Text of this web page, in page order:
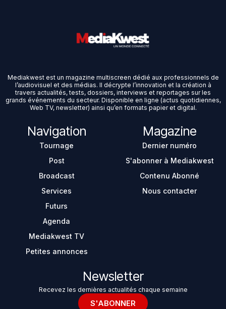
Mediakwest est un magazine multiscreen dédié aux professionnels de
l’audiovisuel et des médias. Il décrypte l’innovation et la création à
travers actualités, tests, dossiers, interviews et reportages sur les
grands événements du secteur. Disponible en ligne (actus quotidiennes,
Web TV, newsletter) ainsi qu’en formats papier et digital.
Navigation
Tournage
Post
Broadcast
Services
Futurs
Agenda
Mediakwest TV
Petites annonces
Magazine
Dernier numéro
S'abonner à Mediakwest
Contenu Abonné
Nous contacter
Newsletter
Recevez les dernières actualités chaque semaine
S'ABONNER